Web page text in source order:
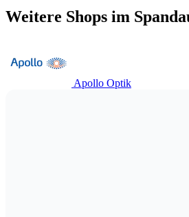
Weitere Shops im
Apollo Optik